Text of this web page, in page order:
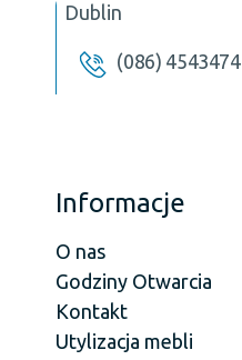
Dublin
(086) 4543474
Informacje
O nas
Godziny Otwarcia
Kontakt
Utylizacja mebli